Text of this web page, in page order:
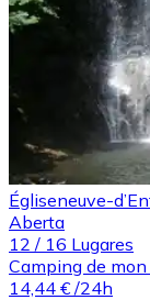
Égliseneuve-
Aberta
12 / 16 Lugares
Camping de
14,44 € /24h